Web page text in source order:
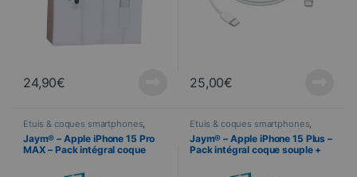
24,90€ 25,00€
Étuis & coques smartphones,
Jaym ,Mobile ,Protection écran
Telefonie ,Verres trempés
Jaym® – Apple iPhone 15 Pro
MAX – Pack intégral coque
Étuis & coques smartphones,
Jaym ,Mobile ,Protection écran
Telefonie ,Verres trempés
Jaym® – Apple iPhone 15 Plus –
Pack intégral coque souple +